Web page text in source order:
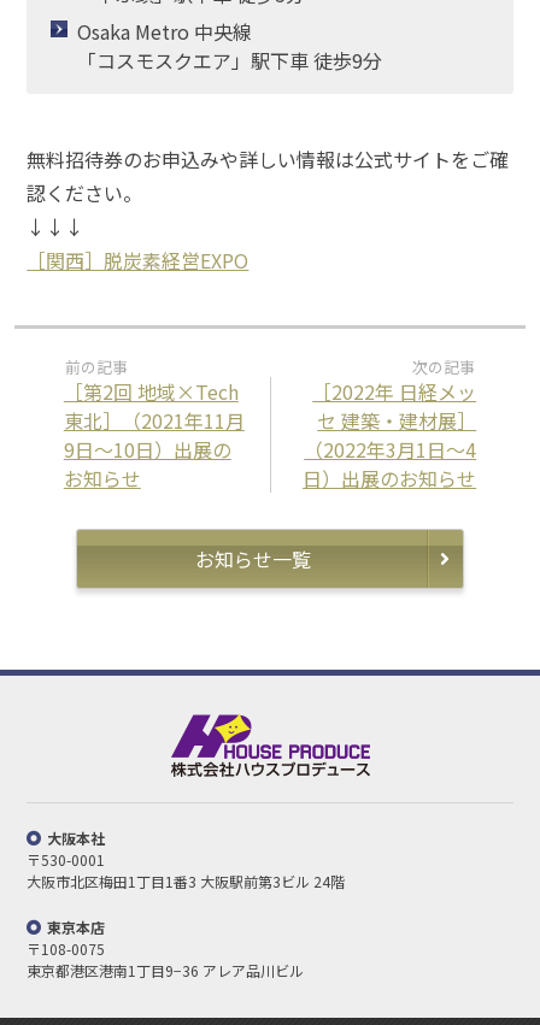
Osaka Metro 中央線
「コスモスクエア」駅下車 徒歩9分
無料招待券のお申込みや詳しい情報は公式サイトをご確
認ください。
↓↓↓
［関西］脱炭素経営EXPO
［第2回 地域×Tech
東北］（2021年11月
9日～10日）出展の
お知らせ
［2022年 日経メッ
セ 建築・建材展］
（2022年3月1日～4
日）出展のお知らせ
お知らせ一覧
大阪本社
〒530-0001
大阪市北区梅田1丁目1番3 大阪駅前第3ビル 24階
東京本店
〒108-0075
東京都港区港南1丁目9−36 アレア品川ビル